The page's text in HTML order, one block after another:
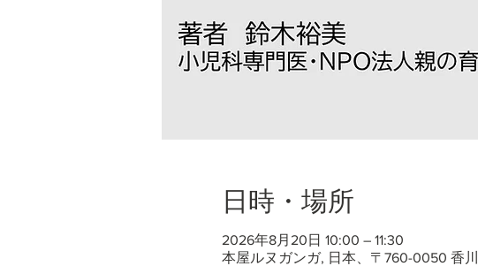
日時・場所
2026年8月20日 10:00 – 11:30
本屋ルヌガンガ, 日本、〒760-0050 香